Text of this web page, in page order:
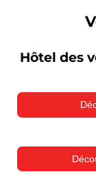
Hôtel des